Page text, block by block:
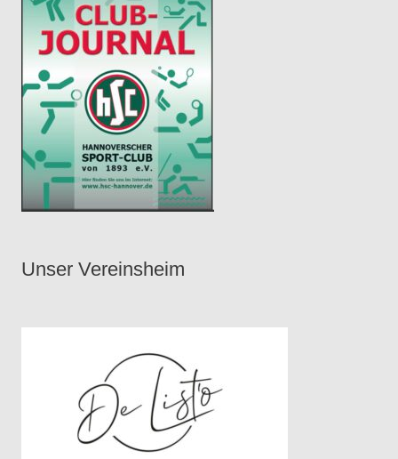
Unser Vereinsheim